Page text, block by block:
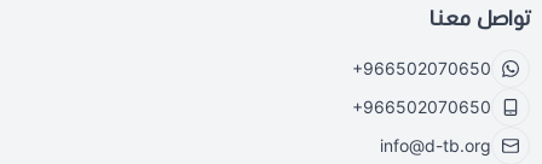
تواصل معنا
+966502070650
+966502070650
info@d-tb.org